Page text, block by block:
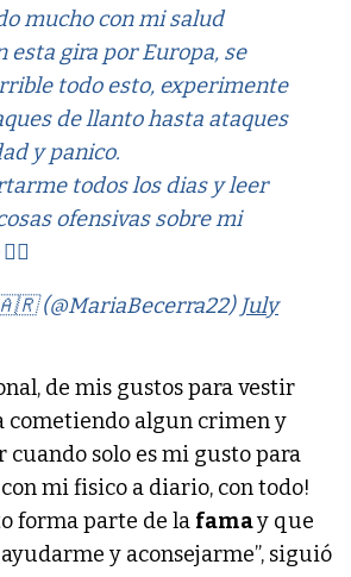
mucho con mi salud
esta gira por Europa, se
todo esto, experimente
de llanto hasta ataques
y panico.
todos los dias y leer
ofensivas sobre mi
(@MariaBecerra22) July
de mis gustos para vestir
cometiendo algun crimen y
cuando solo es mi gusto para
mi fisico a diario, con todo!
forma parte de la famay que
y aconsejarme”, siguió